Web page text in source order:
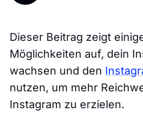
Dieser Beitrag zeigt
Möglichkeiten auf, dein
wachsen und den
nutzen, um mehr
Instagram zu erzielen.